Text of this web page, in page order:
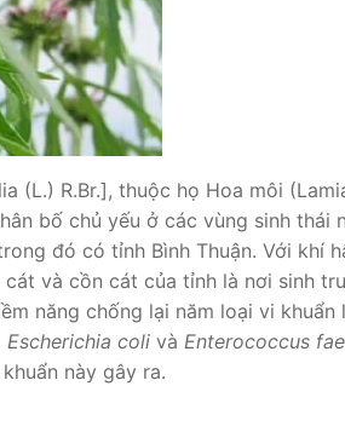
(L.) R.Br.], thuộc họ Hoa môi
bố chủ yếu ở các vùng sinh thái
đó có tỉnh Bình Thuận. Với khí
và cồn cát của tỉnh là nơi sinh
năng chống lại năm loại vi khuẩn
Escherichia coli và Enterococcus
này gây ra.